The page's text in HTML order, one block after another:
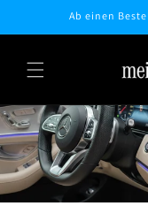
Inhalt
Ab einen